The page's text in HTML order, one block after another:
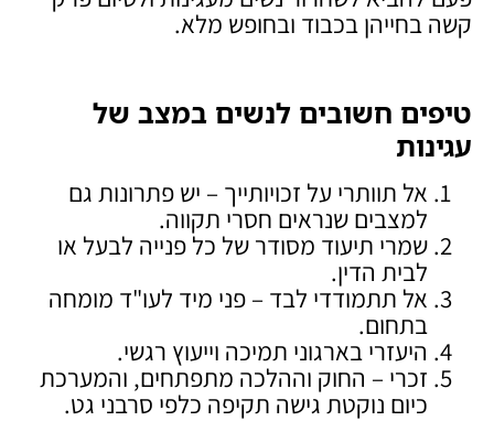
קשה בחייהן בכבוד ובחופש מלא.
טיפים חשובים לנשים במצב של
עגינות
אל תוותרי על זכויותייך – יש פתרונות גם
למצבים שנראים חסרי תקווה.
שמרי תיעוד מסודר של כל פנייה לבעל או
לבית הדין.
אל תתמודדי לבד – פני מיד לעו"ד מומחה
בתחום.
היעזרי בארגוני תמיכה וייעוץ רגשי.
זכרי – החוק וההלכה מתפתחים, והמערכת
כיום נוקטת גישה תקיפה כלפי סרבני גט.